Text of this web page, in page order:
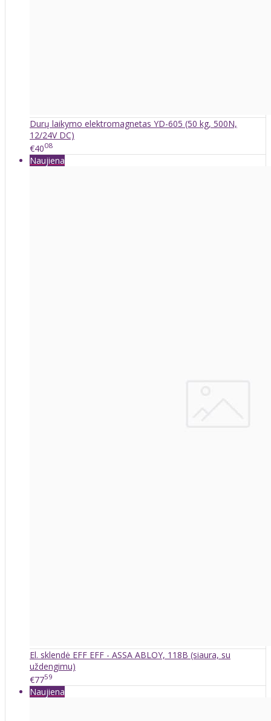
Durų laikymo elektromagnetas YD-605 (50 kg, 500N,
12/24V DC)
€4008
Naujiena
El. sklendė EFF EFF - ASSA ABLOY, 118B (siaura, su
uždengimu)
€7759
Naujiena